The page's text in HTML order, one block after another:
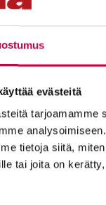
evästeitä
tarjoamamme
tietoja siitä,
tai joita on